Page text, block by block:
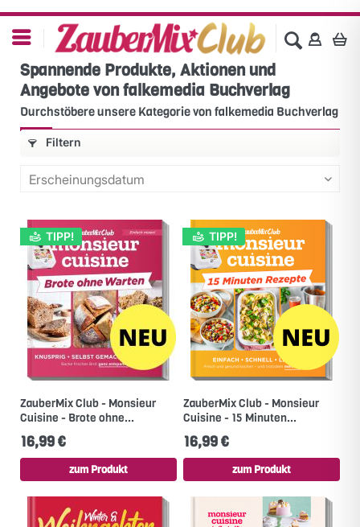
Spannende Produkte, Aktionen und
Angebote von falkemedia Buchverlag
Durchstöbere unsere Kategorie von falkemedia Buchverlag
Filtern
TIPP!
ZauberMix Club - Monsieur
Cuisine - Brote ohne...
16,99 €
zum Produkt
TIPP!
ZauberMix Club - Monsieur
Cuisine - 15 Minuten...
16,99 €
zum Produkt